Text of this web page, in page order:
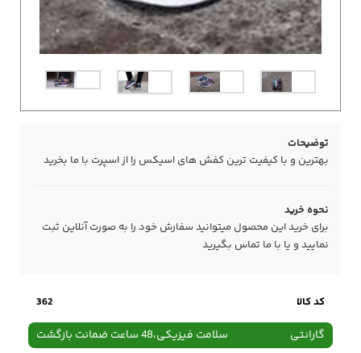
توضیحات
بهترین و با کیفیت ترین کفش های اسیکس را از اسپرت با ما بخرید
نحوه خرید
برای خرید این محصول میتوانید سفارش خود را به صورت آنلاین ثبت
نمایید و یا با ما تماس بگیرید
کد کالا 362
گارانتی سلامت فیزیکی،48 ساعت ضمانت بازگشت